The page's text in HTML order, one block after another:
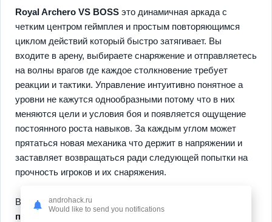
Royal Archero VS BOSS это динамичная аркада с
четким центром геймплея и простым повторяющимся
циклом действий который быстро затягивает. Вы
входите в арену, выбираете снаряжение и отправляетесь
на волны врагов где каждое столкновение требует
реакции и тактики. Управление интуитивно понятное а
уровни не кажутся однообразными потому что в них
меняются цели и условия боя и появляется ощущение
постоянного роста навыков. За каждым углом может
прятаться новая механика что держит в напряжении и
заставляет возвращаться ради следующей попытки на
прочность игроков и их снаряжения.
В центре опыта лежат три ключевых пункта
персонажа
уновичение оружия
androhack.ru
Would like to send you notifications